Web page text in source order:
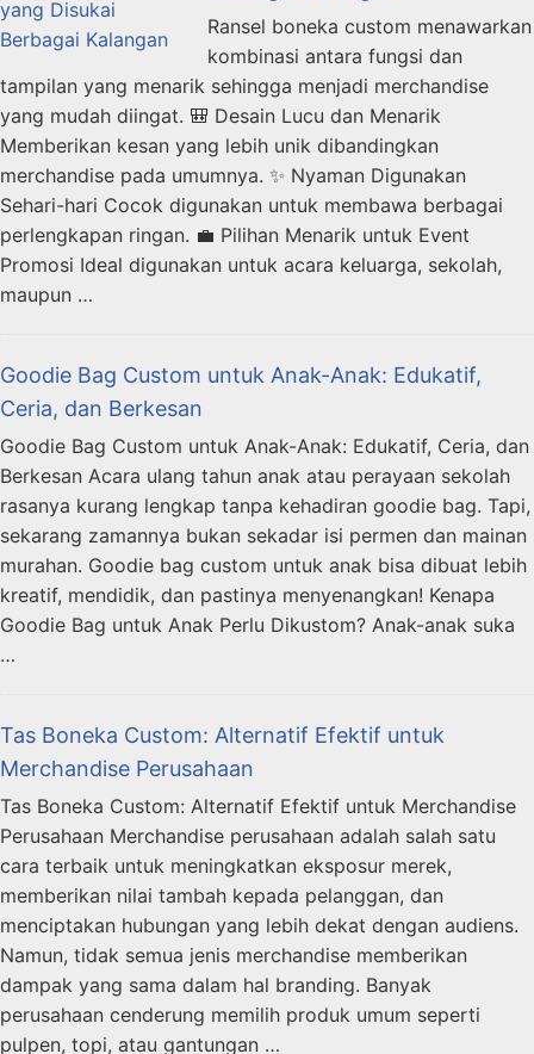
Ransel boneka custom menawarkan
kombinasi antara fungsi dan
tampilan yang menarik sehingga menjadi merchandise
yang mudah diingat. 🎒 Desain Lucu dan Menarik
Memberikan kesan yang lebih unik dibandingkan
merchandise pada umumnya. ✨ Nyaman Digunakan
Sehari-hari Cocok digunakan untuk membawa berbagai
perlengkapan ringan. 💼 Pilihan Menarik untuk Event
Promosi Ideal digunakan untuk acara keluarga, sekolah,
maupun …
Goodie Bag Custom untuk Anak-Anak: Edukatif,
Ceria, dan Berkesan
Goodie Bag Custom untuk Anak-Anak: Edukatif, Ceria, dan
Berkesan Acara ulang tahun anak atau perayaan sekolah
rasanya kurang lengkap tanpa kehadiran goodie bag. Tapi,
sekarang zamannya bukan sekadar isi permen dan mainan
murahan. Goodie bag custom untuk anak bisa dibuat lebih
kreatif, mendidik, dan pastinya menyenangkan! Kenapa
Goodie Bag untuk Anak Perlu Dikustom? Anak-anak suka
…
Tas Boneka Custom: Alternatif Efektif untuk
Merchandise Perusahaan
Tas Boneka Custom: Alternatif Efektif untuk Merchandise
Perusahaan Merchandise perusahaan adalah salah satu
cara terbaik untuk meningkatkan eksposur merek,
memberikan nilai tambah kepada pelanggan, dan
menciptakan hubungan yang lebih dekat dengan audiens.
Namun, tidak semua jenis merchandise memberikan
dampak yang sama dalam hal branding. Banyak
perusahaan cenderung memilih produk umum seperti
pulpen, topi, atau gantungan …